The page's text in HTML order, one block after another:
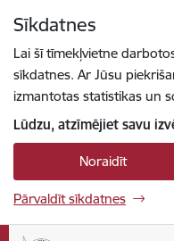
Sīkdatnes
Lai šī tīmekļvietne
sīkdatnes. Ar Jūsu
izmantotas statistikas un
Lūdzu, atzīmējiet savu
Noraidīt
Pārvaldīt sīkdatnes